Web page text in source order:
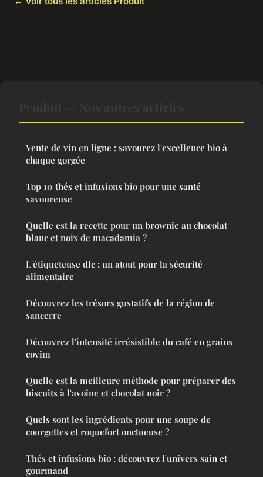
Vente de vin en ligne : savourez l'excellence bio à
chaque gorgée
Top 10 thés et infusions bio pour une santé
savoureuse
Quelle est la recette pour un brownie au chocolat
blanc et noix de macadamia ?
L'étiqueteuse dlc : un atout pour la sécurité
alimentaire
Découvrez les trésors gustatifs de la région de
sancerre
Découvrez l'intensité irrésistible du café en grains
covim
Quelle est la meilleure méthode pour préparer des
biscuits à l'avoine et chocolat noir ?
Quels sont les ingrédients pour une soupe de
courgettes et roquefort onctueuse ?
Thés et infusions bio : découvrez l'univers sain et
gourmand